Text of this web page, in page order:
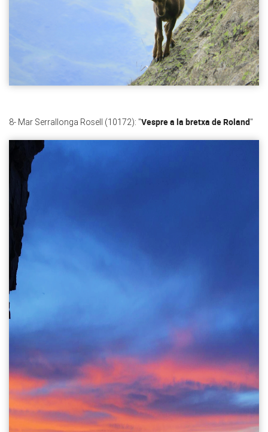
8- Mar Serrallonga Rosell (10172): "Vespre a la bretxa de Roland"